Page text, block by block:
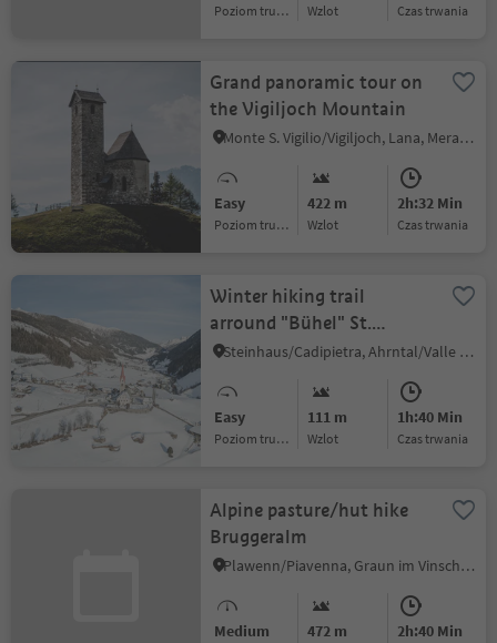
Poziom trudności Wzlot czas trwania
Grand panoramic tour on
the Vigiljoch Mountain
Monte S. Vigilio/Vigiljoch, Lana, Meran/Merano and environs
Easy
Poziom trudności
422 m
Wzlot
2h:32 Min
czas trwania
Winter hiking trail
arround "Bühel" St.
Jakob/S. Giacomo
Steinhaus/Cadipietra, Ahrntal/Valle Aurina, Ahrntal/Valle Aurina
Easy
Poziom trudności
111 m
Wzlot
1h:40 Min
czas trwania
Alpine pasture/hut hike
Bruggeralm
Plawenn/Piavenna, Graun im Vinschgau/Curon Venosta, Vinschgau/Val Venosta
Medium 472 m 2h:40 Min